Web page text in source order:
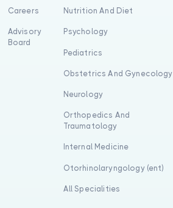
Careers
Advisory
Board
Nutrition And Diet
Psychology
Pediatrics
Obstetrics And Gynecology
Neurology
Orthopedics And
Traumatology
Internal Medicine
Otorhinolaryngology (ent)
All Specialities